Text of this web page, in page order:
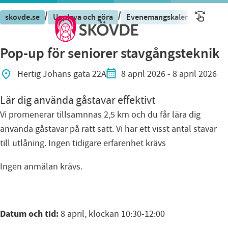
skovde.se / Uppleva och göra / Evenemangskalender
Pop-up för seniorer stavgångsteknik
Hertig Johans gata 22A 8 april 2026- 8 april 2026
Lär dig använda gåstavar effektivt
Vi promenerar tillsamnnas 2,5 km och du får lära dig
använda gåstavar på rätt sätt. Vi har ett visst antal stavar
till utlåning. Ingen tidigare erfarenhet krävs
Ingen anmälan krävs.
Datum och tid:8 april, klockan 10:30-12:00